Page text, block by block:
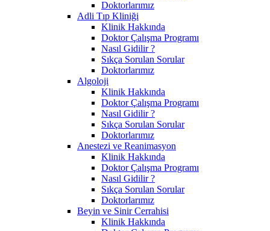
Doktorlarımız
Adli Tıp Kliniği
Klinik Hakkında
Doktor Çalışma Programı
Nasıl Gidilir ?
Sıkça Sorulan Sorular
Doktorlarımız
Algoloji
Klinik Hakkında
Doktor Çalışma Programı
Nasıl Gidilir ?
Sıkça Sorulan Sorular
Doktorlarımız
Anestezi ve Reanimasyon
Klinik Hakkında
Doktor Çalışma Programı
Nasıl Gidilir ?
Sıkça Sorulan Sorular
Doktorlarımız
Beyin ve Sinir Cerrahisi
Klinik Hakkında